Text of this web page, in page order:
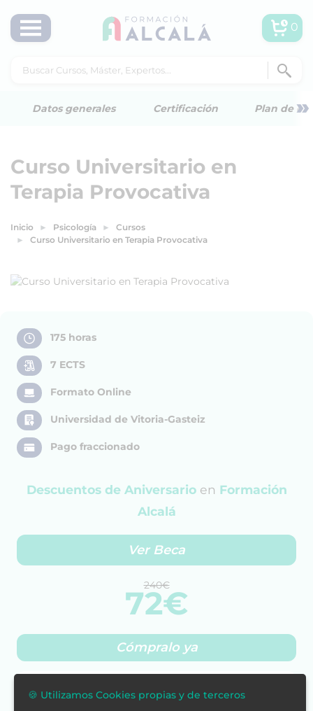
0
Datos generales Certificación Plan de »
Curso Universitario en
Terapia Provocativa
Inicio Psicología
Cursos
Curso Universitario en Terapia Provocativa
175 horas
7 ECTS
Formato Online
Universidad de Vitoria-Gasteiz
Pago fraccionado
Descuentos de Aniversarioen Formación
Alcalá
Ver Beca
240€
72€
Cómpralo ya
Con tu compra acumularías
288 puntos
🍪 Utilizamos Cookies propias y de terceros